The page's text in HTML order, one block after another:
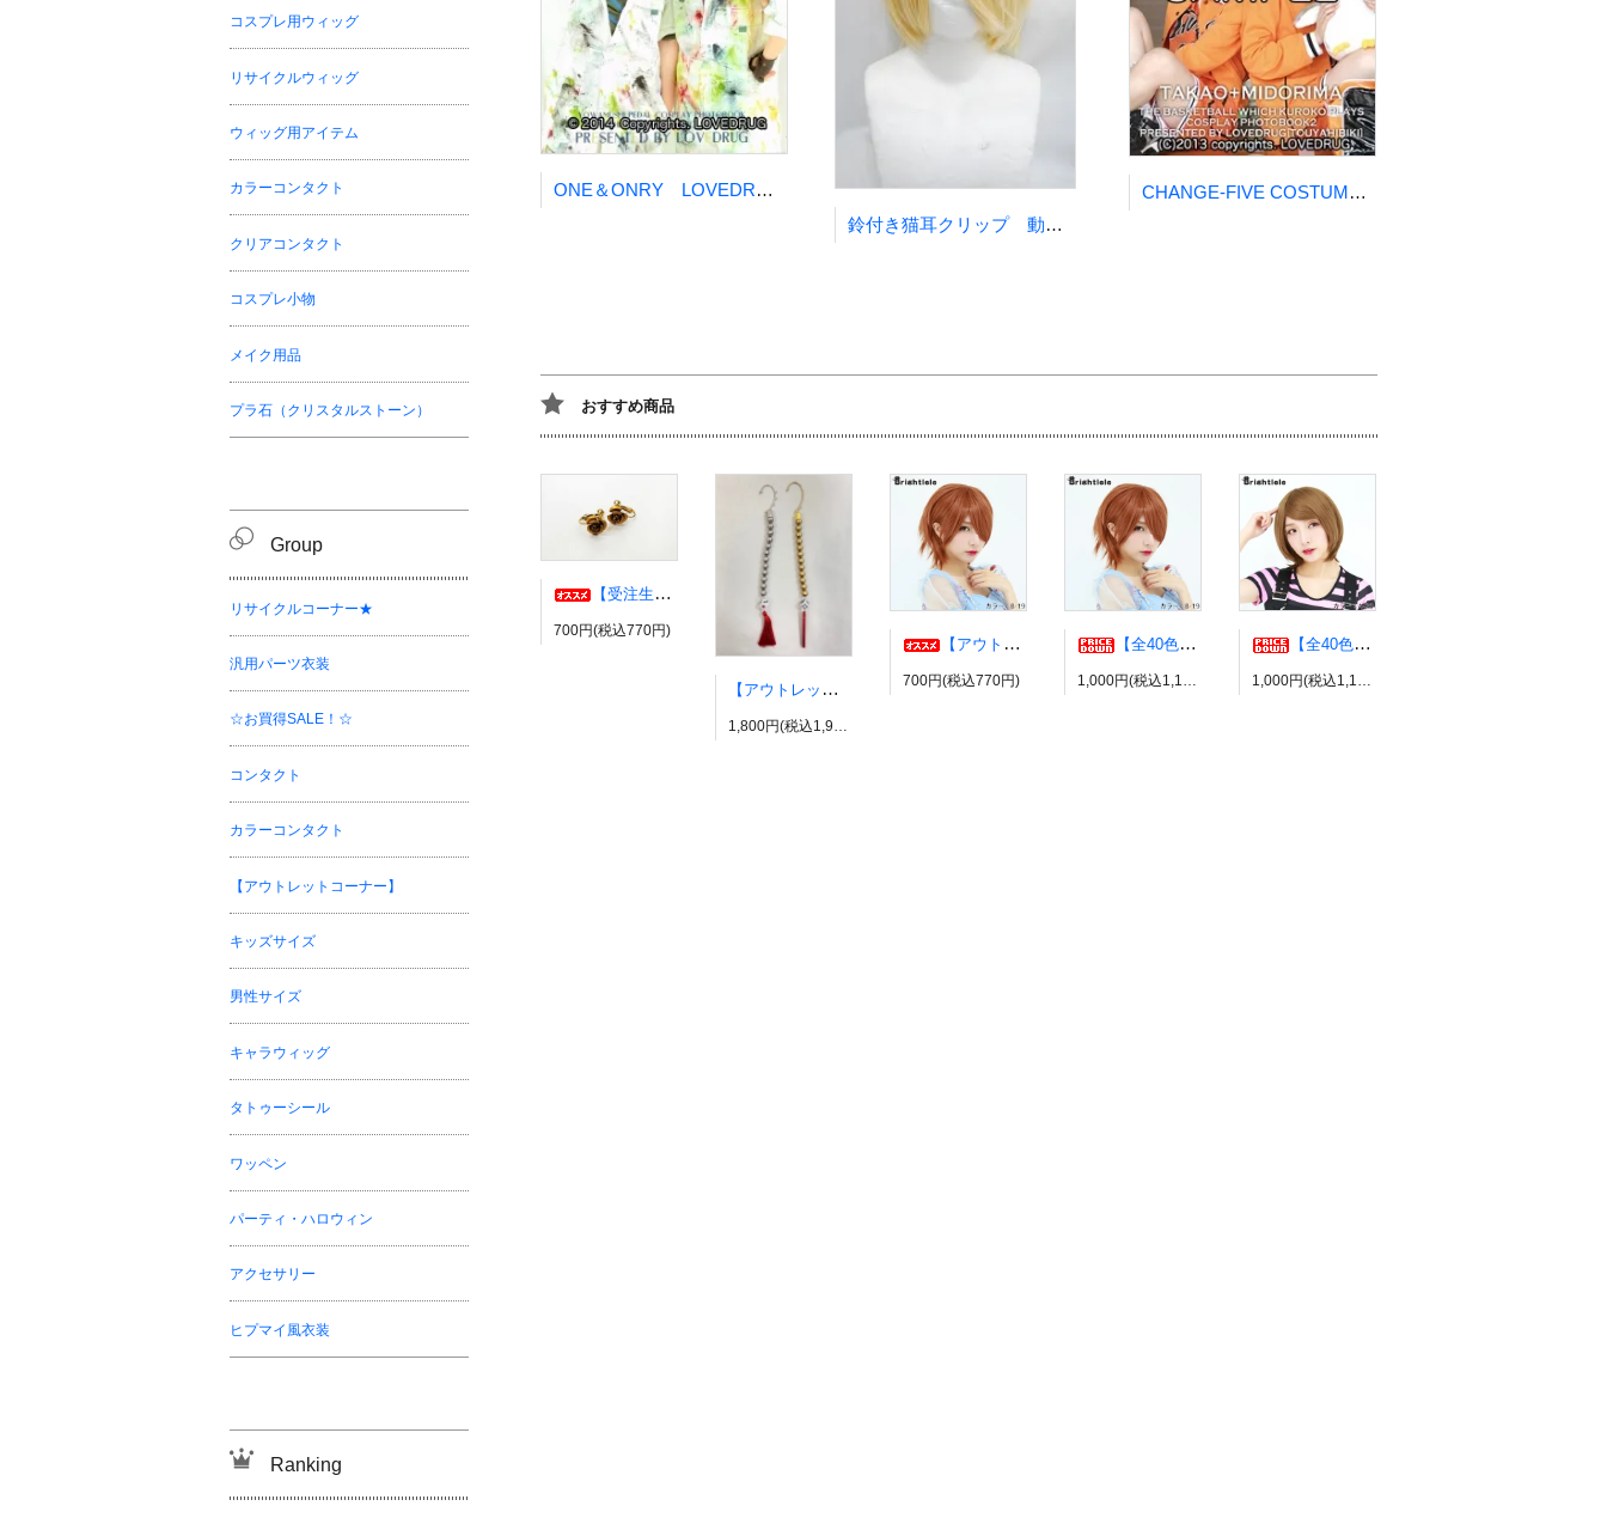
ONE＆ONRY LOVEDRUG 十夜ひびき
鈴付き猫耳クリップ 動物耳 ネコ耳 ネコミミ ねこみみ
CHANGE-FIVE COSTUME- LOVEDRUG 十夜ひびき
おすすめ商品
【受注生産】伊弉冉一二三イヤリング・ピアス ヒプノシスマイク風 ひふみ ヒプマイ
700円(税込770円)
【アウトレット】有栖川帝統イヤーカフ ヒプノシスマイク風 ダイス だいす ヒプマイ
1,800円(税込1,980円)
【アウトレット】コスプレウィッグ ブライトララ【展示品】
700円(税込770円)
【全40色】エアリーウルフ コスプレウィッグ ブライトララ
1,000円(税込1,100円)
【全40色】エッグショート コスプレウィッグ ブライトララ
1,000円(税込1,100円)
コスプレ用ウィッグ
リサイクルウィッグ
ウィッグ用アイテム
カラーコンタクト
クリアコンタクト
コスプレ小物
メイク用品
プラ石（クリスタルストーン）
Group
リサイクルコーナー★
汎用パーツ衣装
☆お買得SALE！☆
コンタクト
カラーコンタクト
【アウトレットコーナー】
キッズサイズ
男性サイズ
キャラウィッグ
タトゥーシール
ワッペン
パーティ・ハロウィン
アクセサリー
ヒプマイ風衣装
Ranking